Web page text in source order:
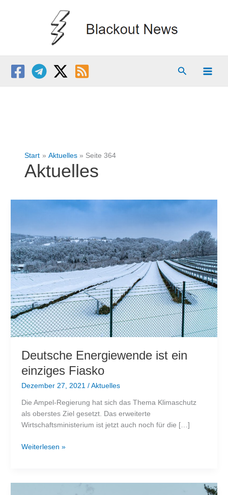
Suchen
Start Aktuelles Seite 364
Aktuelles
Deutsche Energiewende ist ein
einziges Fiasko
Dezember 27, 2021 / Aktuelles
Die Ampel-Regierung hat sich das Thema Klimaschutz
als oberstes Ziel gesetzt. Das erweiterte
Wirtschaftsministerium ist jetzt auch noch für die […]
Deutsche
Weiterlesen »